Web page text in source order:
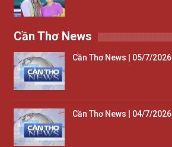
Cần Thơ News
Cần Thơ News | 05/7/2026
Cần Thơ News | 04/7/2026